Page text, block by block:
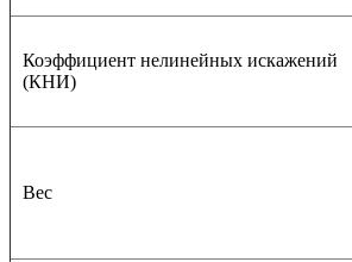
Коэффициент нелинейных искажений
(КНИ)
Вес